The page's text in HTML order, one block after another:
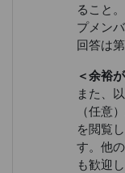
ること
プメン
回答は
＜余裕
また、
（任意
を閲覧
す。他
も歓迎